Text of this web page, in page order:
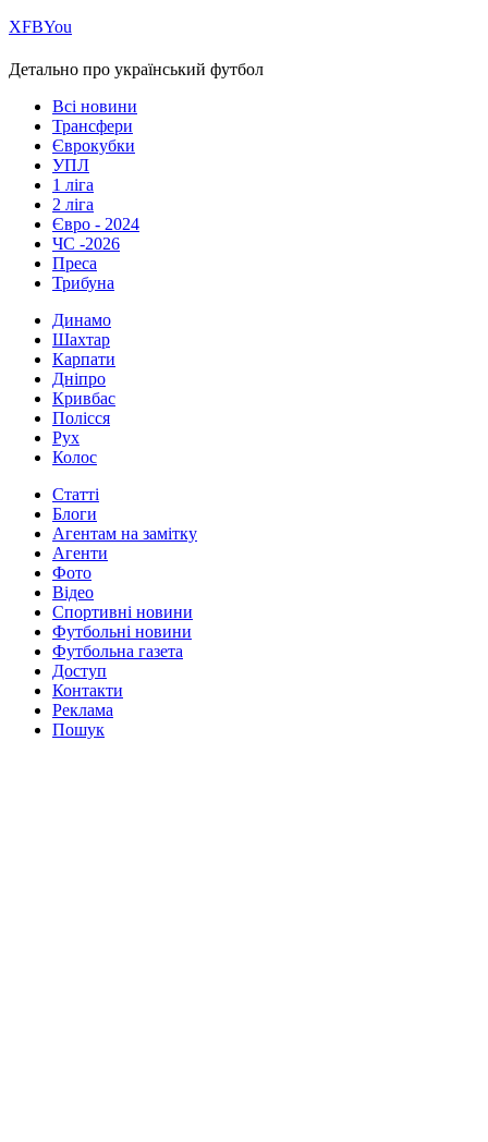
ХFBYou
Детально про український футбол
Всі новини
Трансфери
Єврокубки
УПЛ
1 ліга
2 ліга
Євро - 2024
ЧС -2026
Преса
Трибуна
Динамо
Шахтар
Карпати
Дніпро
Кривбас
Полісся
Рух
Колос
Статті
Блоги
Агентам на замітку
Агенти
Фото
Відео
Спортивні новини
Футбольні новини
Футбольна газета
Доступ
Контакти
Реклама
Пошук